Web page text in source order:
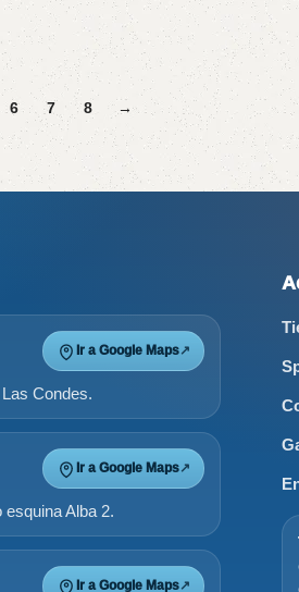
6 7 8 →
Ir a Google Maps↗
Condes.
Ir a Google Maps↗
Alba 2.
Ir a Google Maps↗